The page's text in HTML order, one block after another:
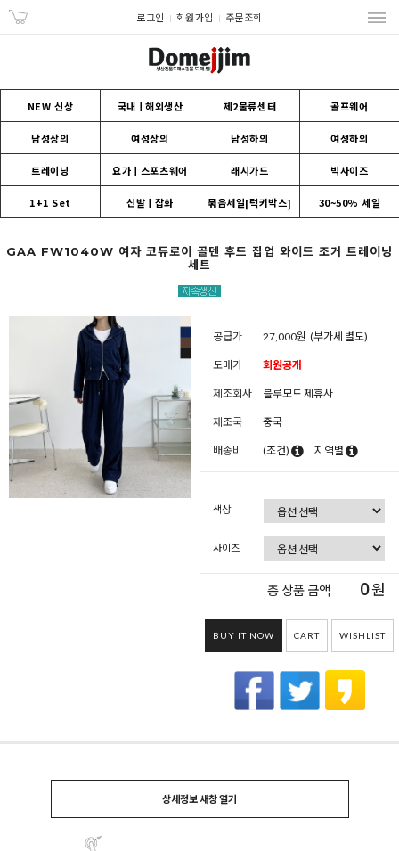
로그인 회원가입 주문조회
NEW 신상 국내ㅣ해외생산 제2물류센터 골프웨어
남성상의 여성상의 남성하의 여성하의
트레이닝 요가ㅣ스포츠웨어 래시가드 빅사이즈
1+1 Set 신발ㅣ잡화 묶음세일[럭키박스] 30~50% 세일
GAA FW1040W 여자 코듀로이 골덴 후드 집업 와이드 조거 트레이닝
세트
공급가 27,000원 (부가세 별도)
도매가 회원공개
제조회사 블루모드 제휴사
제조국 중국
배송비 (조건) 지역별
색상
사이즈
총 상품 금액 0원
BUY IT NOW CART WISHLIST
상세정보 새창 열기